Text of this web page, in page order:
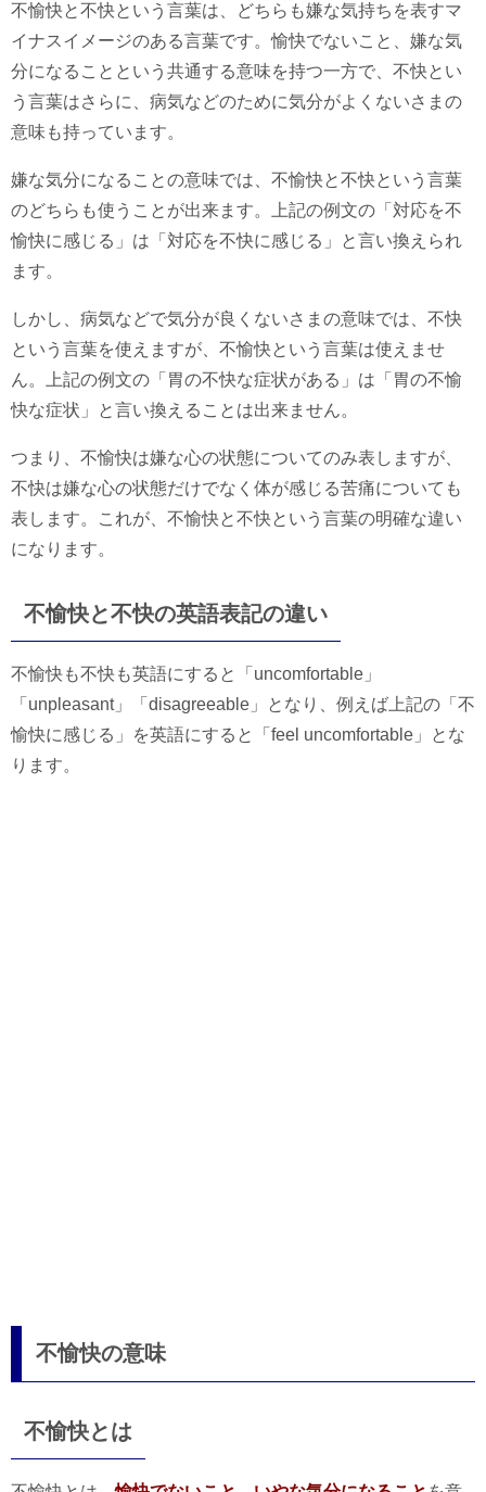
不愉快と不快という言葉は、どちらも嫌な気持ちを表すマ
イナスイメージのある言葉です。愉快でないこと、嫌な気
分になることという共通する意味を持つ一方で、不快とい
う言葉はさらに、病気などのために気分がよくないさまの
意味も持っています。
嫌な気分になることの意味では、不愉快と不快という言葉
のどちらも使うことが出来ます。上記の例文の「対応を不
愉快に感じる」は「対応を不快に感じる」と言い換えられ
ます。
しかし、病気などで気分が良くないさまの意味では、不快
という言葉を使えますが、不愉快という言葉は使えませ
ん。上記の例文の「胃の不快な症状がある」は「胃の不愉
快な症状」と言い換えることは出来ません。
つまり、不愉快は嫌な心の状態についてのみ表しますが、
不快は嫌な心の状態だけでなく体が感じる苦痛についても
表します。これが、不愉快と不快という言葉の明確な違い
になります。
不愉快と不快の英語表記の違い
不愉快も不快も英語にすると「uncomfortable」
「unpleasant」「disagreeable」となり、例えば上記の「不
愉快に感じる」を英語にすると「feel uncomfortable」とな
ります。
不愉快の意味
不愉快とは